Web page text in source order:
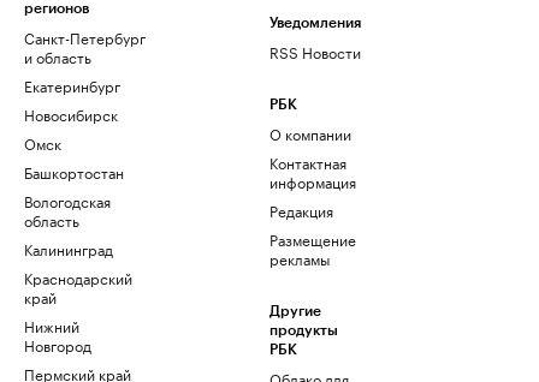
регионов
Санкт-Петербург
и область
Екатеринбург
Новосибирск
Омск
Башкортостан
Вологодская
область
Калининград
Краснодарский
край
Нижний
Новгород
Пермский край
Уведомления
RSS Новости
РБК
О компании
Контактная
информация
Редакция
Размещение
рекламы
Другие
продукты
РБК